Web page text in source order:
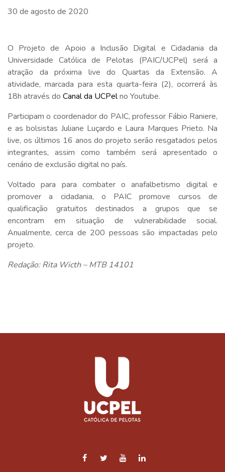
30 de agosto de 2020
O Projeto de Apoio a Inclusão Digital e Cidadania da
Universidade Católica de Pelotas (PAIC/UCPel) será a
atração da próxima live do Quartas da Extensão. A
atividade, marcada para esta quarta-feira (2), ocorrerá às
18h através do Canal da UCPelno Youtube.
Participam o coordenador do PAIC, professor Fábio Raniere,
e as bolsistas Juliane Luçardo e Laura Marques Prieto. Na
live, os últimos 16 anos do projeto serão resgatados pelos
integrantes, assim como também será apresentado o
cenário de exclusão digital no país.
Voltado para para combater o anafalbetismo digital e
promover a cidadania, o PAIC promove cursos de
qualificação gratuitos destinados a grupos que se
encontram em situação de vulnerabilidade social.
Anualmente, cerca de 200 pessoas são impactadas pelo
projeto.
Redação: Rita Wicth – MTB 14101